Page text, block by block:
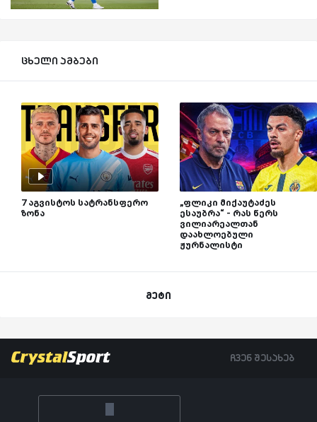
ცხელი ამბები
7 აგვისტოს სატრანსფერო
ზონა
„ფლიკი მიქაუტაძეს
ესაუბრა“ - რას წერს
ვილიარეალთან
დაახლოებული
ჟურნალისტი
მეტი
ჩვენ შესახებ